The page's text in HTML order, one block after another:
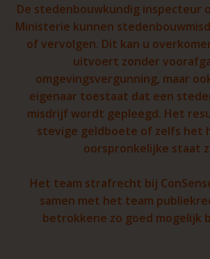
De stedenbouwkundig inspecteur
Ministerie kunnen
of vervolgen. Dit kan u
uitvoert zonder
omgevingsvergunning, maar
eigenaar toestaat dat een
misdrijf wordt gepleegd. Het
stevige geldboete of zelfs het
oorspronkelijke staat
Het team strafrecht bij
samen met het team
betrokkene zo goed mogelijk